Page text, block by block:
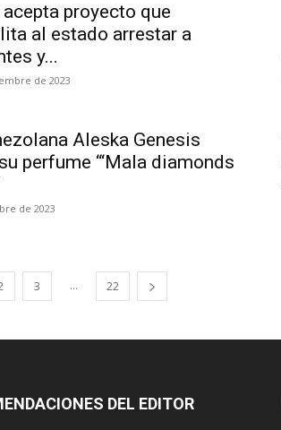
proyecto que
al estado arrestar a
y...
de 2023
Aleska Genesis
perfume “‘Mala diamonds
de 2023
3 ... 22
DEL EDITOR